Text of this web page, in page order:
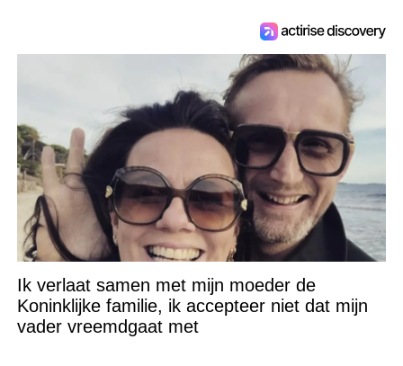
Ik verlaat samen met mijn moeder de
Koninklijke familie, ik accepteer niet dat mijn
vader vreemdgaat met